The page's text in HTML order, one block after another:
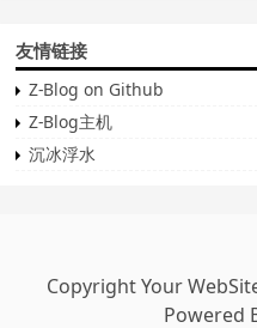
友情链接
Z-Blog on Github
Z-Blog主机
沉冰浮水
Copyright Your
Powered